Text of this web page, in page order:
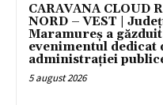
CARAVANA CLOUD
NORD – VEST |
Maramureș a găzduit
evenimentul
administrației
5 august 2026